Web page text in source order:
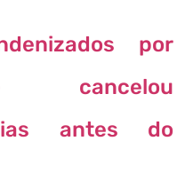
por
cancelou
antes do